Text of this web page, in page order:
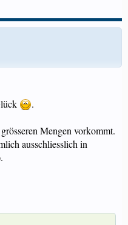
.
Mengen vorkommt.
ausschliesslich in